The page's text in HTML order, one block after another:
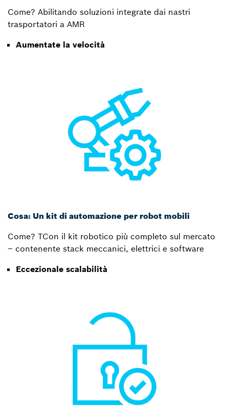
Come? Abilitando soluzioni integrate dai nastri
trasportatori a AMR
Aumentate la velocità
Cosa: Un kit di automazione per robot mobili
Come? TCon il kit robotico più completo sul mercato
– contenente stack meccanici, elettrici e software
Eccezionale scalabilità